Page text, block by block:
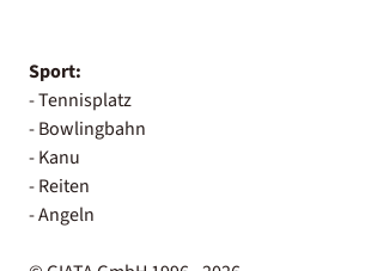
Sport:
- Tennisplatz
- Bowlingbahn
- Kanu
- Reiten
- Angeln